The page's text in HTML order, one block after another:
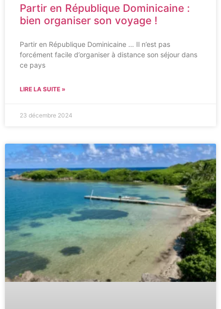
Partir en République Dominicaine :
bien organiser son voyage !
Partir en République Dominicaine … Il n’est pas
forcément facile d’organiser à distance son séjour dans
ce pays
LIRE LA SUITE »
23 décembre 2024